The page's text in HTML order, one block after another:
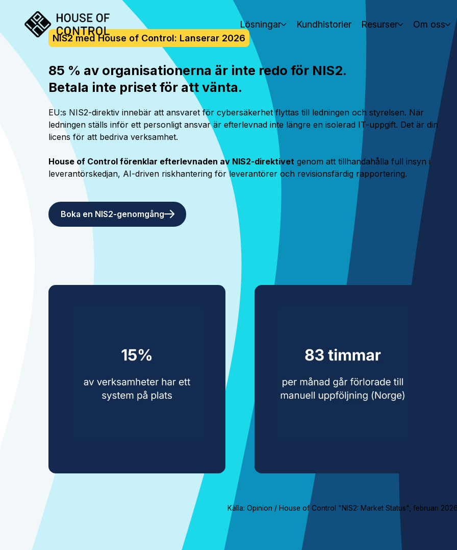
Lösningar Kundhistorier Resurser
Om oss
NIS2 med House of Control: Lanserar 2026
85 % av organisationerna är inte redo för NIS2.
Betala inte priset för att vänta.
EU:s NIS2-direktiv innebär att ansvaret för cybersäkerhet flyttas till ledningen och styrelsen. När
ledningen ställs inför ett personligt ansvar är efterlevnad inte längre en isolerad IT-uppgift. Det är din
licens för att bedriva verksamhet.
House of Control förenklar efterlevnaden av NIS2-direktivet genom att tillhandahålla full insyn i
leverantörskedjan, AI-driven riskhantering för leverantörer och revisionsfärdig rapportering.
Boka en NIS2-genomgång
Källa: Opinion / House of Control "NIS2: Market Status", februari